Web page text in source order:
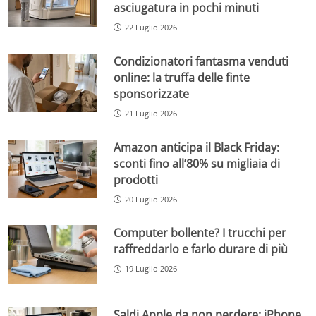
asciugatura in pochi minuti
22 Luglio 2026
Condizionatori fantasma venduti
online: la truffa delle finte
sponsorizzate
21 Luglio 2026
Amazon anticipa il Black Friday:
sconti fino all’80% su migliaia di
prodotti
20 Luglio 2026
Computer bollente? I trucchi per
raffreddarlo e farlo durare di più
19 Luglio 2026